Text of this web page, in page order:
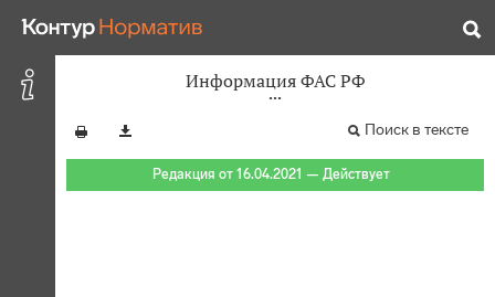
Информация ФАС РФ
Поиск в тексте
Редакция от 16.04.2021 — Действует